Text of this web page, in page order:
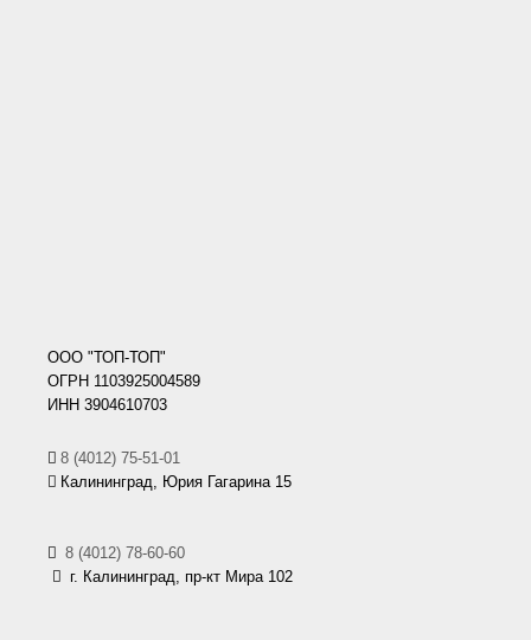
ООО "ТОП-ТОП"
ОГРН 1103925004589
ИНН 3904610703
8 (4012) 75-51-01
Калининград, Юрия Гагарина 15
8 (4012) 78-60-60
г. Калининград, пр-кт Мира 102